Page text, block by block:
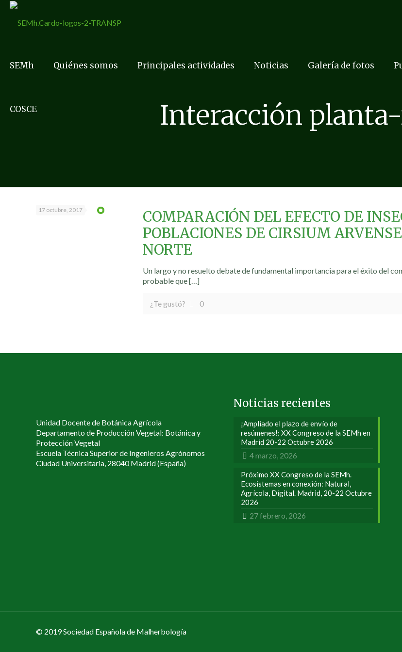
SEMh Quiénes somos Principales actividades Noticias Galería de fotos
COSCE Interacción
17 octubre, 2017
COMPARACIÓN DEL EFECTO DE
POBLACIONES DE CIRSIUM
NORTE
Un largo y no resuelto debate de fundamental importancia para el éxito del
probable que[…]
¿Te gustó? 0
Unidad Docente de Botánica Agrícola
Departamento de Producción Vegetal: Botánica y
Protección Vegetal
Escuela Técnica Superior de Ingenieros Agrónomos
Ciudad Universitaria, 28040 Madrid (España)
Noticias recientes
¡Ampliado el plazo de envío de
resúmenes!: XX Congreso de la SEMh en
Madrid 20-22 Octubre 2026
4 marzo, 2026
Próximo XX Congreso de la SEMh.
Ecosistemas en conexión: Natural,
Agrícola, Digital. Madrid, 20-22 Octubre
2026
27 febrero, 2026
© 2019 Sociedad Española de Malherbología